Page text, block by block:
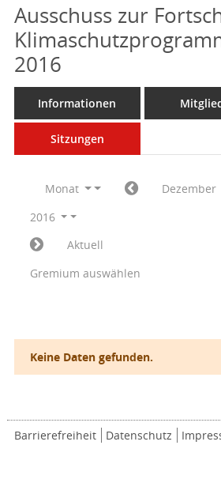
Ausschuss zur
2016
Informationen
Sitzungen
Monat
Dezember
2016
Aktuell
Gremium auswählen
Keine Daten gefunden.
Barrierefreiheit Datenschutz